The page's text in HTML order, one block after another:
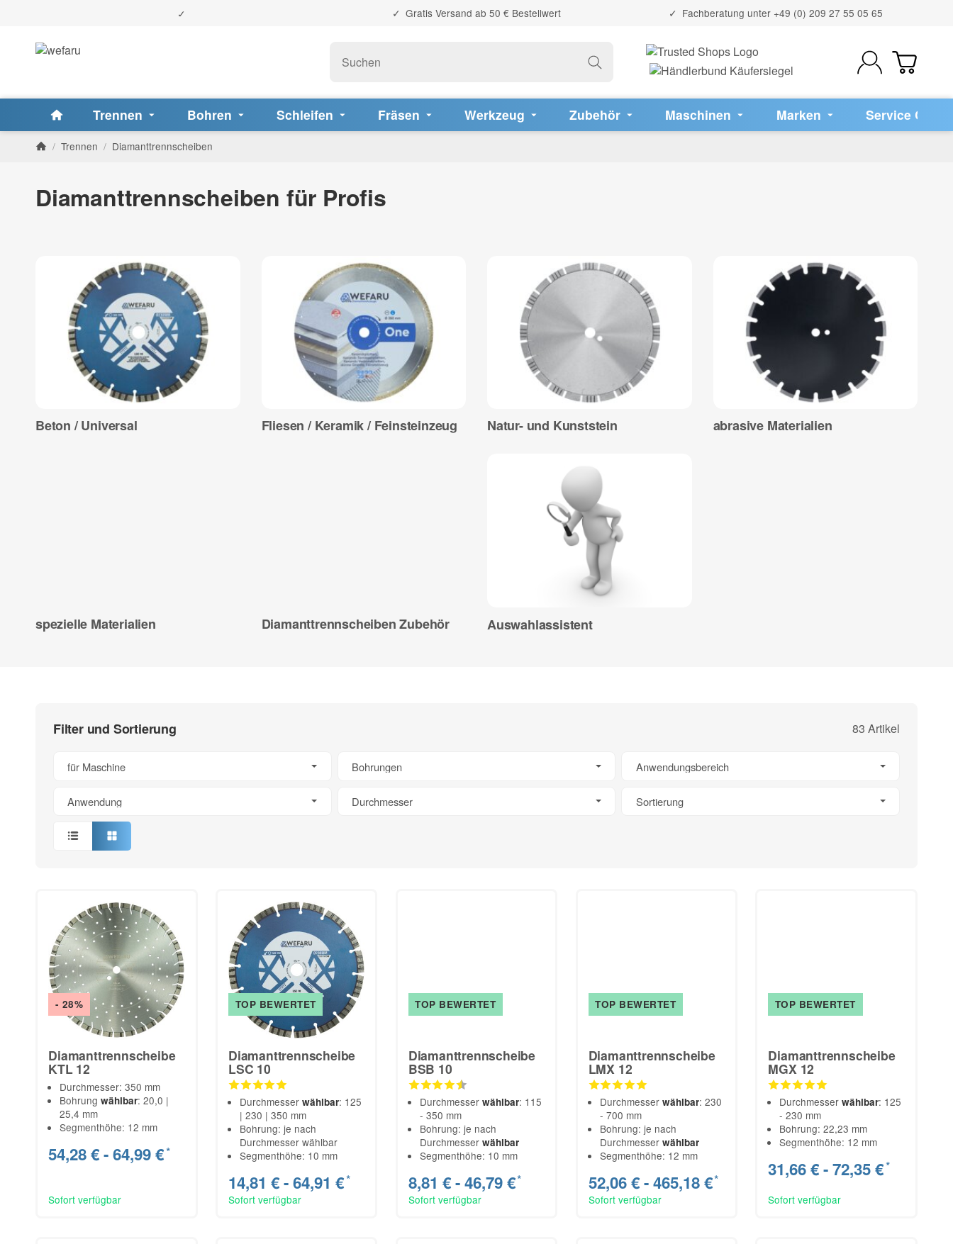
Gratis Versand ab 50 € Bestellwert Fachberatung unter +49 (0) 209 27 55 05 65
Trennen Bohren Schleifen Fräsen Werkzeug Zubehör Maschinen Marken Service
/ Trennen / Diamanttrennscheiben
Diamanttrennscheiben für Profis
Beton / Universal Fliesen / Keramik / Feinsteinzeug Natur- und Kunststein abrasive Materialien
spezielle Materialien Diamanttrennscheiben Zubehör Auswahlassistent
Filter und Sortierung 83 Artikel
für Maschine Bohrungen Anwendungsbereich
Anwendung Durchmesser Sortierung
- 28%
Diamanttrennscheibe
KTL 12
Durchmesser: 350 mm
Bohrungwählbar: 20,0 |
25,4 mm
Segmenthöhe: 12 mm
54,28 € -64,99 €*
Sofort verfügbar
TOP BEWERTET
Diamanttrennscheibe
LSC 10
Durchmesserwählbar: 125
| 230 | 350 mm
Bohrung: je nach
Durchmesser wählbar
Segmenthöhe: 10 mm
14,81 € -64,91 €*
Sofort verfügbar
TOP BEWERTET
Diamanttrennscheibe
BSB 10
Durchmesser wählbar: 115
- 350 mm
Bohrung: je nach
Durchmesser wählbar
Segmenthöhe: 10 mm
8,81 € -46,79 €*
Sofort verfügbar
TOP BEWERTET
Diamanttrennscheibe
LMX 12
Durchmesser wählbar: 230
- 700 mm
Bohrung: je nach
Durchmesser wählbar
Segmenthöhe: 12 mm
52,06 € -465,18 €*
Sofort verfügbar
TOP BEWERTET
Diamanttrennscheibe
MGX 12
Durchmesserwählbar: 125
- 230 mm
Bohrung: 22,23 mm
Segmenthöhe: 12 mm
31,66 € -72,35 €*
Sofort verfügbar